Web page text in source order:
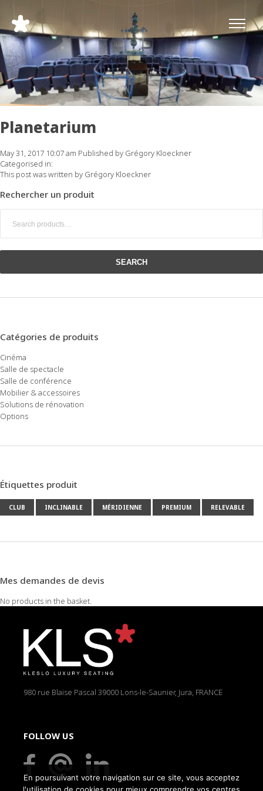
Planetarium
May 31, 2017 10:07 am Published by Grégory Kloeckner
Categorised in:
This post was written by Grégory Kloeckner
Rechercher un produit
SEARCH
Catégories de produits
Cinéma
Salle de spectacle
Salle de conférence
Mobilier & accessoires
Solutions de rénovation
Options
Étiquettes produit
CLUB INCLINABLE MÉRIDIENNE PREMIUM RELEVABLE
Mes demandes de devis
No products in the basket.
980 rue Blaise Pascal 39000 Lons-le-Saunier, Jura, FRANCE
FOLLOW US
En poursuivant votre navigation sur ce site, vous acceptez